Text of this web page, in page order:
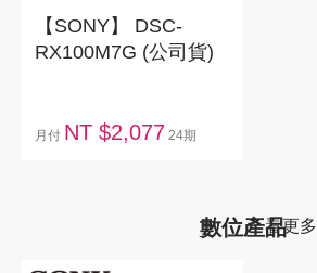
【SONY】 DSC-
RX100M7G (公司貨)
月付 NT $2,077 24期
數位產品看更多